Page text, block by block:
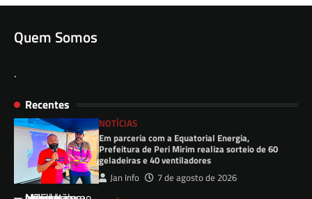
Quem Somos
.
Recentes
NOTÍCIAS
Em parceria com a Equatorial Energia,
Prefeitura de Peri Mirim realiza sorteio de 60
geladeiras e 40 ventiladores
Jan Info
7 de agosto de 2026